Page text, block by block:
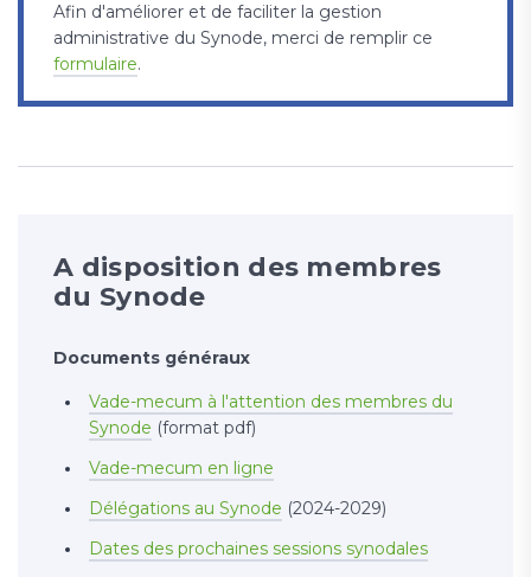
Afin d'améliorer et de faciliter la gestion
administrative du Synode, merci de remplir ce
formulaire.
A disposition des membres
du Synode
Documents généraux
Vade-mecum à l'attention des membres du
Synode (format pdf)
Vade-mecum en ligne
Délégations au Synode (2024-2029)
Dates des prochaines sessions synodales